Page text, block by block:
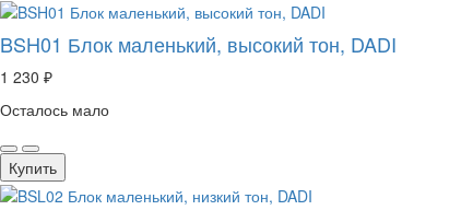
BSH01 Блок маленький, высокий тон, DADI
1 230 ₽
Осталось мало
Купить